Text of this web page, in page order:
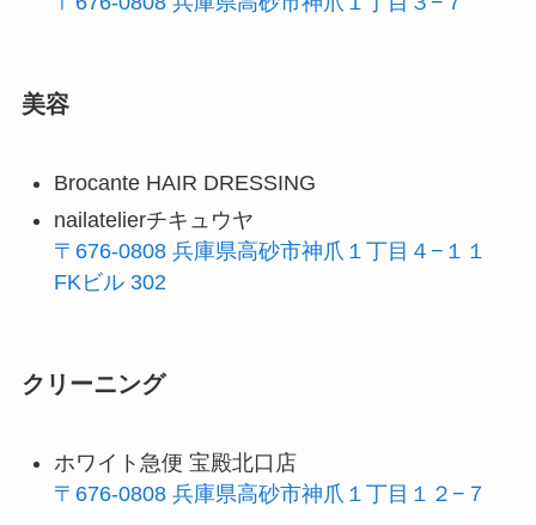
美容
Brocante HAIR DRESSING
nailatelierチキュウヤ
〒676-0808 兵庫県高砂市神爪１丁目４−１１
FKビル 302
クリーニング
ホワイト急便 宝殿北口店
〒676-0808 兵庫県高砂市神爪１丁目１２−７